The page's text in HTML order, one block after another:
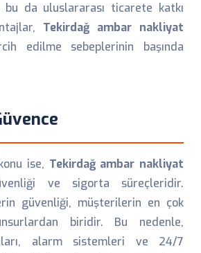
bu da uluslararası ticarete katkı
Tekirdağ ambar nakliyat
edilme sebeplerinin başında
ise, Tekirdağ ambar nakliyat
ve sigorta süreçleridir.
güvenliği, müşterilerin en çok
biridir. Bu nedenle,
alarm sistemleri ve 24/7